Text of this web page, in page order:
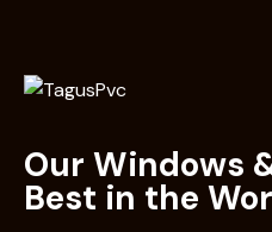
Our Windows
Best in the